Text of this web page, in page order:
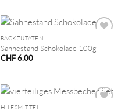
BACKZUTATEN
Sahnestand Schokolade 100g
CHF6.00
HILFSMITTEL